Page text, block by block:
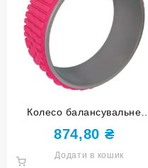
Колесо балансувальне
ХВИЛІ для йоги рожеве O3-
LT rose red
874,80 ₴
Додати в кошик